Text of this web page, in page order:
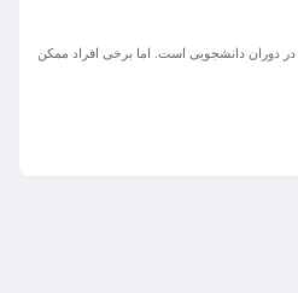
دوران دانشجویی است. اما برخی افراد ممکن